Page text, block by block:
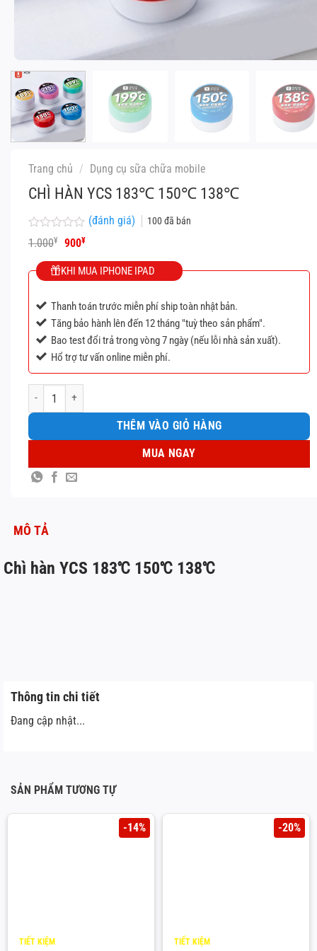
Trang chủ / Dụng cụ sữa chữa mobile
CHÌ HÀN YCS 183℃ 150℃ 138℃
Được
xếp
hạng
0
(đánh giá) 100đã bán
1.000¥
Giá
là:
1.000¥.
900¥Giá
tại
là:
KHI MUA IPHONE IPAD
Thanh toán trước miễn phí ship toàn nhật bản.
Tăng bảo hành lên đến 12 tháng "tuỳ theo sản phẩm".
Bao test đổi trả trong vòng 7 ngày (nếu lỗi nhà sản xuất).
Hổ trợ tư vấn online miễn phí.
Chì hàn YCS 183℃ 150℃ 138℃ số lượng
THÊM VÀO GIỎ HÀNG
MUA NGAY
MÔ TẢ
Chì hàn YCS 183℃ 150℃ 138℃
Thông tin chi tiết
Đang cập nhật...
SẢN PHẨM TƯƠNG TỰ
-14%
TIẾT KIỆM
-20%
TIẾT KIỆM